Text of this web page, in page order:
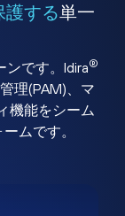
護する単一
ンです。Idira®
理(PAM)、マ
機能をシーム
ムです。